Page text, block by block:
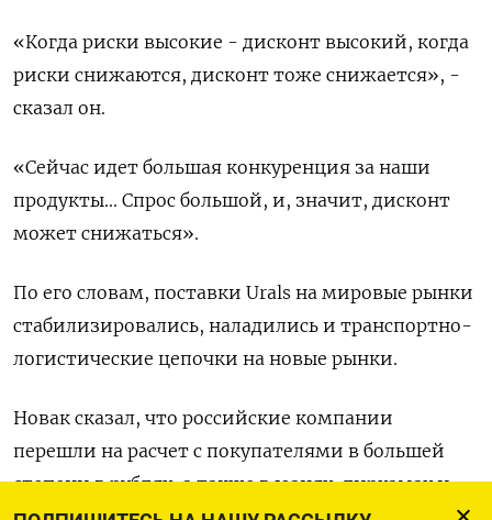
«Когда риски высокие - дисконт высокий, когда
риски снижаются, дисконт тоже снижается», -
сказал он.
«Сейчас идет большая конкуренция за наши
продукты... Спрос большой, и, значит, дисконт
может снижаться».
По его словам, поставки Urals на мировые рынки
стабилизировались, наладились и транспортно-
логистические цепочки на новые рынки.
Новак сказал, что российские компании
перешли на расчет с покупателями в большей
степени в рублях, а также в юанях, дирхамах и